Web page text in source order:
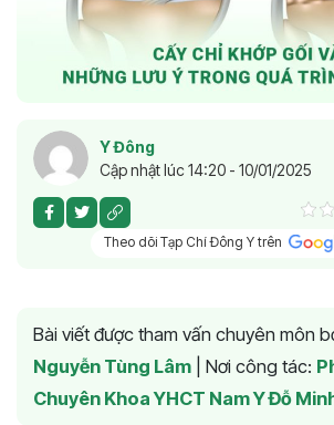
Y Đông
Cập nhật lúc 14:20 - 10/01/2025
Theo dõi Tạp Chí Đông Y trên
Bài viết được tham vấn chuyên môn
Nguyễn Tùng Lâm
Nơi công tác:
Chuyên Khoa YHCT Nam Y Đỗ